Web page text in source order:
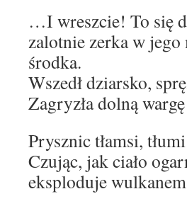
…I wreszcie! To się
zalotnie zerka w
środka.
Wszedł dziarsko,
Zagryzła dolną
Prysznic tłamsi,
Czując, jak ciało
eksploduje